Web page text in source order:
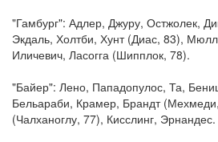
"Гамбург": Адлер, Джуру, Остжолек,
Экдаль, Холтби, Хунт (Диас, 83),
Иличевич, Ласогга (Шипплок, 78).
"Байер": Лено, Пападопулос, Та,
Бельараби, Крамер, Брандт
(Чалханоглу, 77), Кисслинг, Эрнандес.